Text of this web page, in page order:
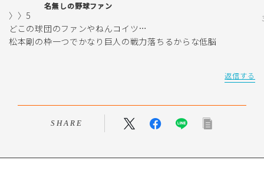
名無しの野球ファン
〉〉5
どこの球団のファンやねんコイツ…
松本剛の枠一つでかなり巨人の戦力落ちるからな低脳
返信する
SHARE